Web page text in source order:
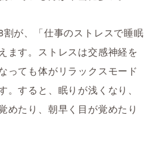
が、「仕事のストレスで睡眠
ます。ストレスは交感神経を
っても体がリラックスモード
。すると、眠りが浅くなり、
めたり、朝早く目が覚めたり